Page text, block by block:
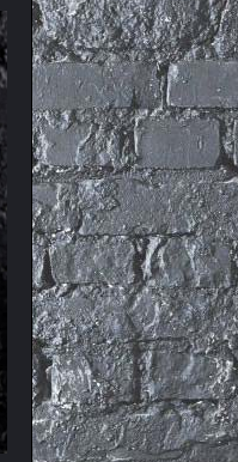
Citrus Aurantium
Tribulus Terrestris
Vitaminen en
mineralen
Weight Gainers